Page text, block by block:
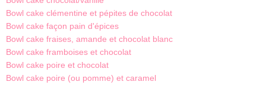
Bowl cake clémentine et pépites de chocolat
Bowl cake façon pain d'épices
Bowl cake fraises, amande et chocolat blanc
Bowl cake framboises et chocolat
Bowl cake poire et chocolat
Bowl cake poire (ou pomme) et caramel